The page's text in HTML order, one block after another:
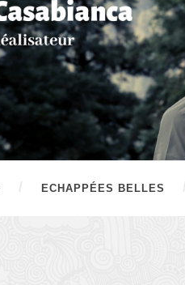
ECHAPPÉES BELLES